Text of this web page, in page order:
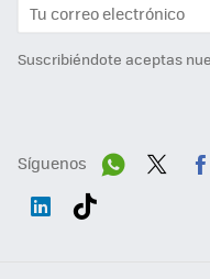
Suscribiéndote aceptas
Síguenos